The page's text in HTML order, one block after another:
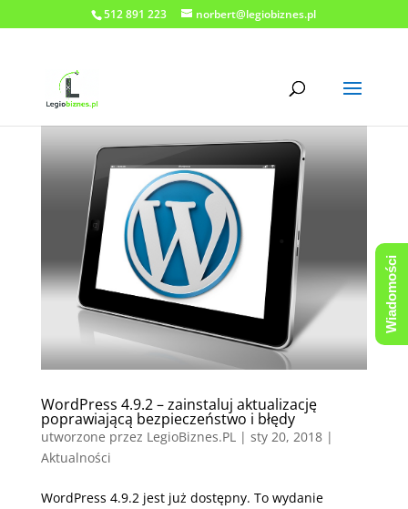
512 891 223 norbert@legiobiznes.pl
WordPress 4.9.2 – zainstaluj aktualizację
poprawiającą bezpieczeństwo i błędy
utworzone przez LegioBiznes.PL| sty 20, 2018|
Aktualności
WordPress 4.9.2 jest już dostępny. To wydanie
Wiadomości